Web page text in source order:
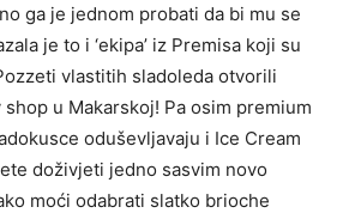
ga je jednom probati da bi mu se
je to i ‘ekipa’ iz Premisa koji su
vlastitih sladoleda otvorili
u Makarskoj! Pa osim premium
oduševljavaju i Ice Cream
doživjeti jedno sasvim novo
moći odabrati slatko brioche